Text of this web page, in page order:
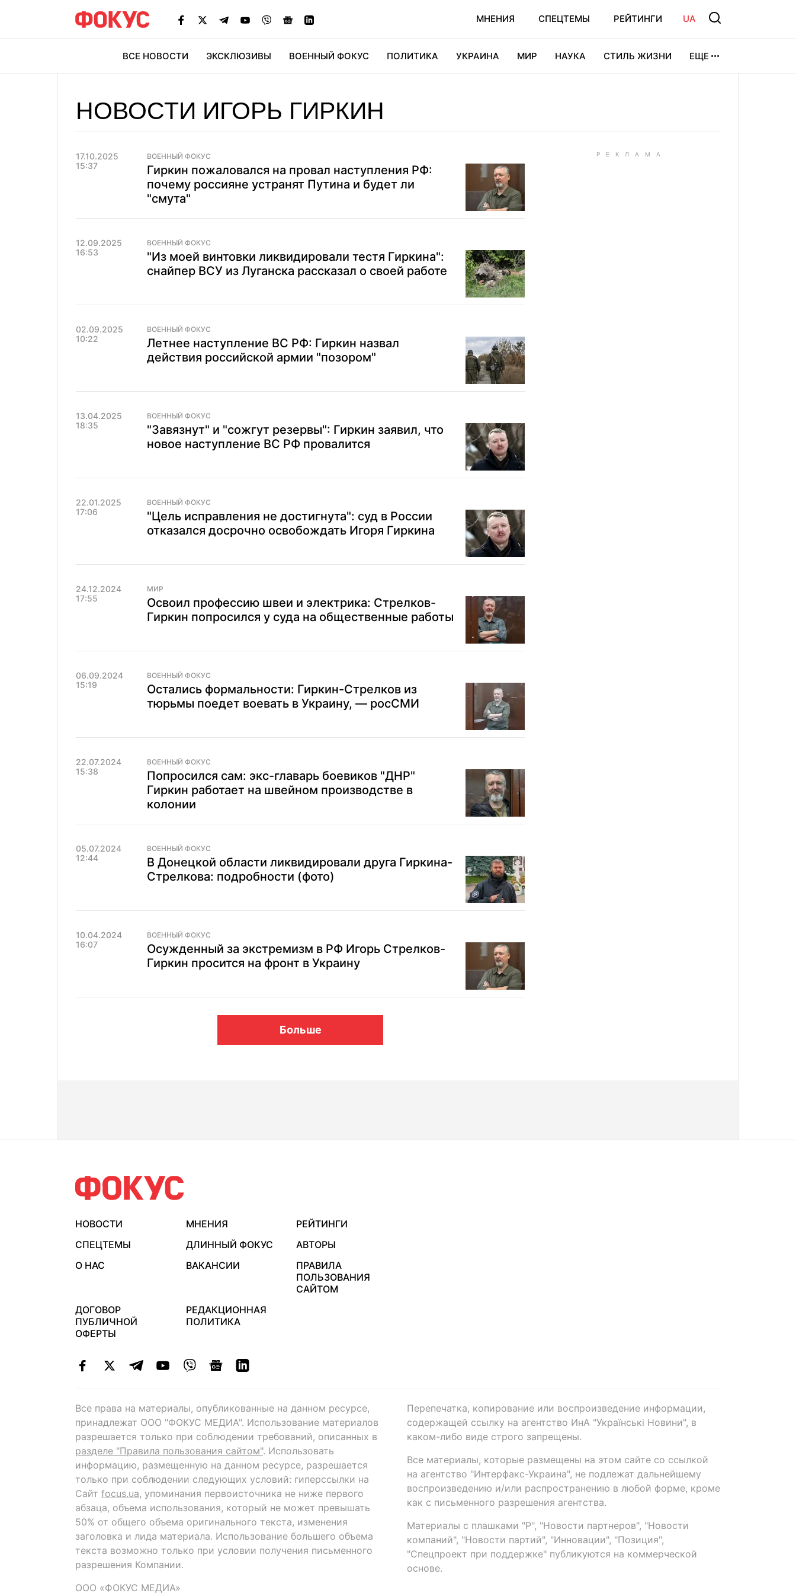
МНЕНИЯ СПЕЦТЕМЫ РЕЙТИНГИ UA
ВСЕ НОВОСТИ ЭКСКЛЮЗИВЫ ВОЕННЫЙ ФОКУС ПОЛИТИКА УКРАИНА МИР НАУКА СТИЛЬ ЖИЗНИ ЕЩЕ
НОВОСТИ ИГОРЬ ГИРКИН
17.10.2025
15:37
ВОЕННЫЙ ФОКУС
Гиркин пожаловался на провал наступления РФ:
почему россияне устранят Путина и будет ли
"смута"
12.09.2025
16:53
ВОЕННЫЙ ФОКУС
"Из моей винтовки ликвидировали тестя Гиркина":
снайпер ВСУ из Луганска рассказал о своей работе
02.09.2025
10:22
ВОЕННЫЙ ФОКУС
Летнее наступление ВС РФ: Гиркин назвал
действия российской армии "позором"
13.04.2025
18:35
ВОЕННЫЙ ФОКУС
"Завязнут" и "сожгут резервы": Гиркин заявил, что
новое наступление ВС РФ провалится
22.01.2025
17:06
ВОЕННЫЙ ФОКУС
"Цель исправления не достигнута": суд в России
отказался досрочно освобождать Игоря Гиркина
24.12.2024
17:55
МИР
Освоил профессию швеи и электрика: Стрелков-
Гиркин попросился у суда на общественные работы
06.09.2024
15:19
ВОЕННЫЙ ФОКУС
Остались формальности: Гиркин-Стрелков из
тюрьмы поедет воевать в Украину, — росСМИ
22.07.2024
15:38
ВОЕННЫЙ ФОКУС
Попросился сам: экс-главарь боевиков "ДНР"
Гиркин работает на швейном производстве в
колонии
05.07.2024
12:44
ВОЕННЫЙ ФОКУС
В Донецкой области ликвидировали друга Гиркина-
Стрелкова: подробности (фото)
10.04.2024
16:07
ВОЕННЫЙ ФОКУС
Осужденный за экстремизм в РФ Игорь Стрелков-
Гиркин просится на фронт в Украину
Больше
НОВОСТИ МНЕНИЯ
РЕЙТИНГИ
СПЕЦТЕМЫ
ДЛИННЫЙ ФОКУС
АВТОРЫ
О НАС
ВАКАНСИИ
ПРАВИЛА
ПОЛЬЗОВАНИЯ
САЙТОМ
ДОГОВОР
ПУБЛИЧНОЙ
ОФЕРТЫ
РЕДАКЦИОННАЯ
ПОЛИТИКА
Все права на материалы, опубликованные на данном ресурсе,
принадлежат ООО "ФОКУС МЕДИА". Использование материалов
разрешается только при соблюдении требований, описанных в
разделе "Правила пользования сайтом". Использовать
информацию, размещенную на данном ресурсе, разрешается
только при соблюдении следующих условий: гиперссылки на
Сайт focus.ua, упоминания первоисточника не ниже первого
абзаца, объема использования, который не может превышать
50% от общего объема оригинального текста, изменения
заголовка и лида материала. Использование большего объема
текста возможно только при условии получения письменного
разрешения Компании.
ООО «ФОКУС МЕДИА»
Перепечатка, копирование или воспроизведение информации,
содержащей ссылку на агентство ИнА "Українські Новини", в
каком-либо виде строго запрещены.
Все материалы, которые размещены на этом сайте со ссылкой
на агентство "Интерфакс-Украина", не подлежат дальнейшему
воспроизведению и/или распространению в любой форме, кроме
как с письменного разрешения агентства.
Материалы с плашками "Р", "Новости партнеров", "Новости
компаний", "Новости партий", "Инновации", "Позиция",
"Спецпроект при поддержке" публикуются на коммерческой
основе.